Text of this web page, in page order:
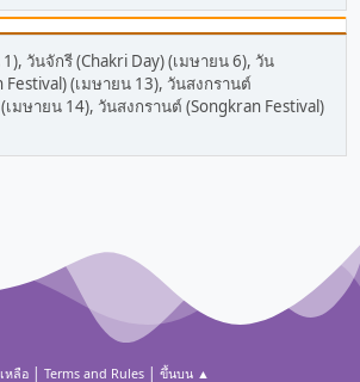
วันจักรี (Chakri Day) (เมษายน 6), วัน
Festival) (เมษายน 13), วันสงกรานต์
เมษายน 14), วันสงกรานต์ (Songkran Festival)
หลือ| Terms and Rules| ขึ้นบน ▲